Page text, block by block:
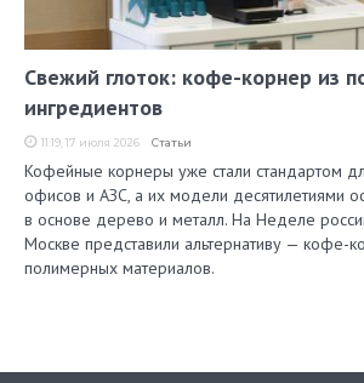
Свежий глоток: кофе-корнер из
ингредиентов
11:19, 17 июля 2026 Статьи
Кофейные корнеры уже стали стандартом
офисов и АЗС, а их модели десятилетиями
в основе дерево и металл. На Неделе
Москве представили альтернативу — кофе-
полимерных материалов.